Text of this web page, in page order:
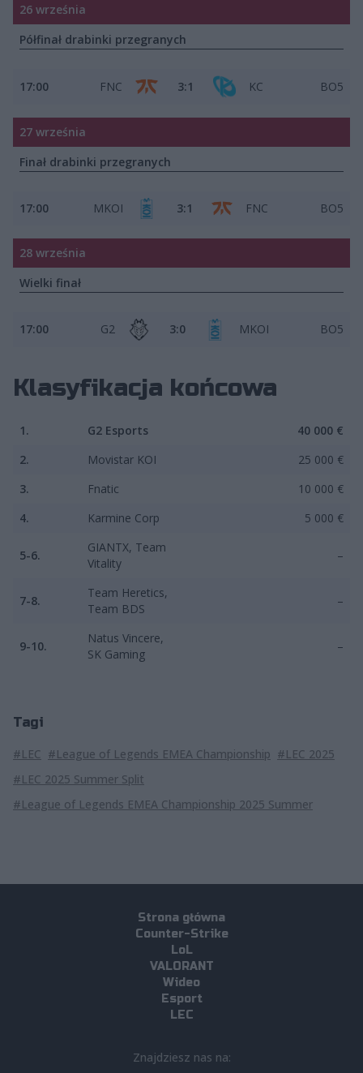
26 września
Półfinał drabinki przegranych
17:00 FNC 3:1 KC BO5
27 września
Finał drabinki przegranych
17:00 MKOI 3:1 FNC BO5
28 września
Wielki finał
17:00 G2 3:0 MKOI BO5
Klasyfikacja końcowa
1. G2 Esports
40 000 €
2.
Movistar KOI
25 000 €
3.
Fnatic
10 000 €
4.
Karmine Corp 5 000 €
5-6.
GIANTX, Team
Vitality
–
7-8.
Team Heretics,
Team BDS
–
9-10.
Natus Vincere,
SK Gaming
–
Tagi
#LEC #League of Legends EMEA Championship #LEC 2025
#LEC 2025 Summer Split
#League of Legends EMEA Championship 2025 Summer
Strona główna
Counter-Strike
LoL
VALORANT
Wideo
Esport
LEC
Znajdziesz nas na: